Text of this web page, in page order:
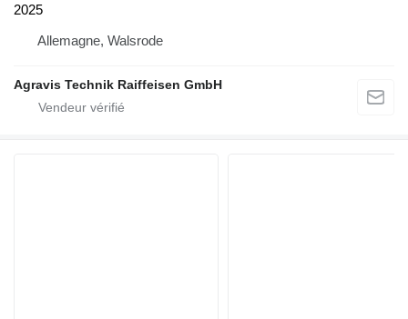
2025
Allemagne, Walsrode
Agravis Technik Raiffeisen GmbH